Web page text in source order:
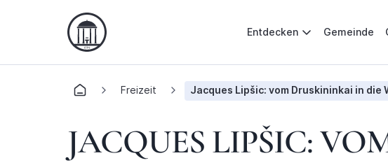
Entdecken Gemeinde
Freizeit Jacques Lipšic: vom Druskininkai in die
JACQUES LIPŠIC: